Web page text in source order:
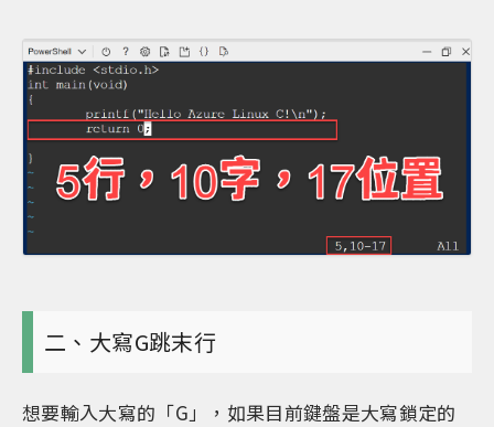
二、大寫G跳末行
想要輸入大寫的「G」，如果目前鍵盤是大寫鎖定的